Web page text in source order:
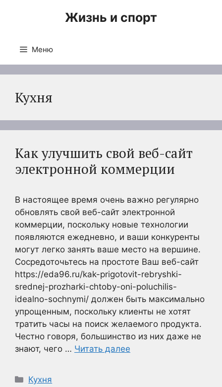
Жизнь и спорт
Меню
Кухня
Как улучшить свой веб-сайт
электронной коммерции
В настоящее время очень важно регулярно
обновлять свой веб-сайт электронной
коммерции, поскольку новые технологии
появляются ежедневно, и ваши конкуренты
могут легко занять ваше место на вершине.
Сосредоточьтесь на простоте Ваш веб-сайт
https://eda96.ru/kak-prigotovit-rebryshki-
srednej-prozharki-chtoby-oni-poluchilis-
idealno-sochnymi/ должен быть максимально
упрощенным, поскольку клиенты не хотят
тратить часы на поиск желаемого продукта.
Честно говоря, большинство из них даже не
знают, чего … Читать далее
Рубрики
Кухня